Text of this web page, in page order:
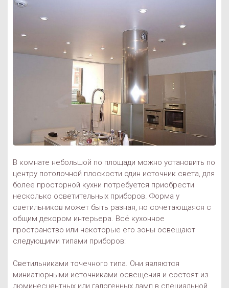
В комнате небольшой по площади можно установить по
центру потолочной плоскости один источник света, для
более просторной кухни потребуется приобрести
несколько осветительных приборов. Форма у
светильников может быть разная, но сочетающаяся с
общим декором интерьера. Всё кухонное
пространство или некоторые его зоны освещают
следующими типами приборов:
Светильниками точечного типа. Они являются
миниатюрными источниками освещения и состоят из
люминесцентных или галогенных ламп в специальной